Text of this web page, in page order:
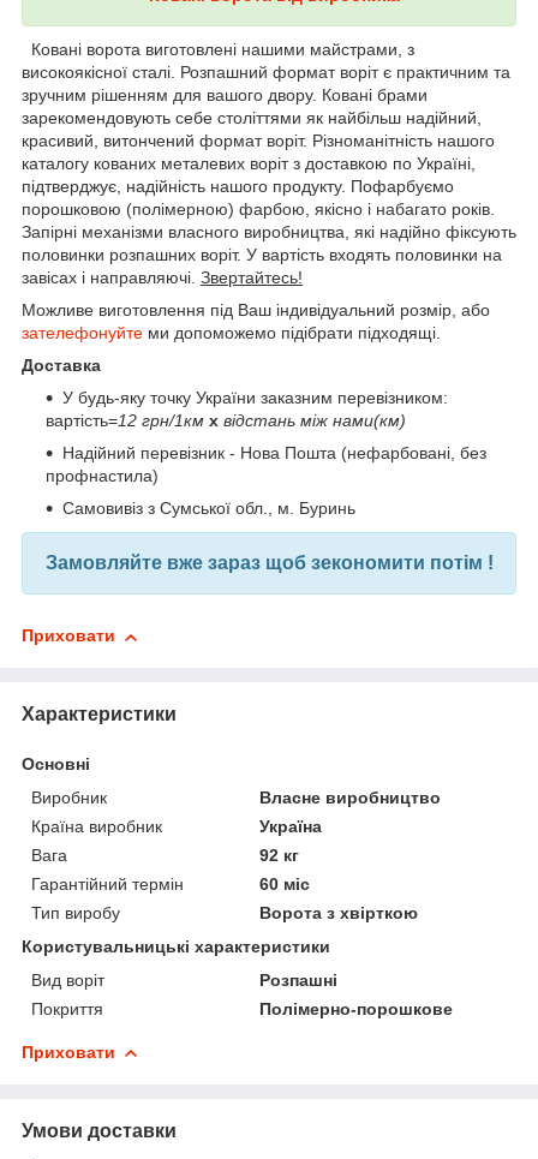
Ковані ворота виготовлені нашими майстрами, з
високоякісної сталі. Розпашний формат воріт є практичним та
зручним рішенням для вашого двору. Ковані брами
зарекомендовують себе століттями як найбільш надійний,
красивий, витончений формат воріт. Різноманітність нашого
каталогу кованих металевих воріт з доставкою по Україні,
підтверджує, надійність нашого продукту. Пофарбуємо
порошковою (полімерною) фарбою, якісно і набагато років.
Запірні механізми власного виробництва, які надійно фіксують
половинки розпашних воріт. У вартість входять половинки на
завісах і направляючі. Звертайтесь!
Можливе виготовлення під Ваш індивідуальний розмір, або
зателефонуйте ми допоможемо підібрати підходящі.
Доставка
У будь-яку точку України заказним перевізником:
вартість=12 грн/1км х відстань між нами(км)
Надійний перевізник - Нова Пошта (нефарбовані, без
профнастила)
Самовивіз з Сумської обл., м. Буринь
Замовляйте вже зараз щоб зекономити потім !
Приховати
Характеристики
Основні
Виробник
Власне виробництво
Країна виробник
Україна
Вага
92 кг
Гарантійний термін
60 міс
Тип виробу
Ворота з хвірткою
Користувальницькі характеристики
Вид воріт
Розпашні
Покриття
Полімерно-порошкове
Приховати
Умови доставки